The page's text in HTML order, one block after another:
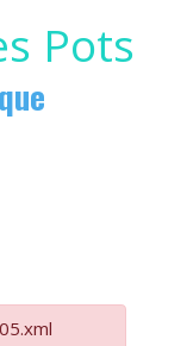
Pots